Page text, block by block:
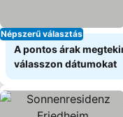
Népszerű választás
A pontos árak
válasszon dátumokat